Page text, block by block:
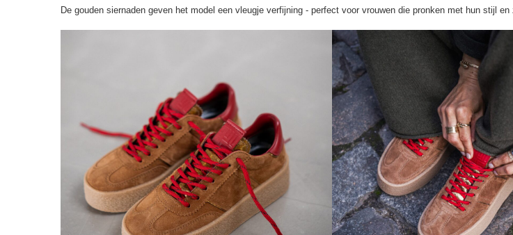
De gouden siernaden geven het model een vleugje verfijning - perfect voor vrouwen die pronken met hun stijl en